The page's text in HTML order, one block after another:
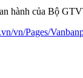
hành của Bộ
vn/Pages/